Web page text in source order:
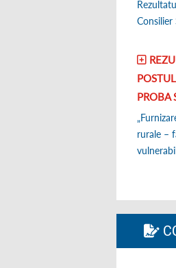
Consilier
PROBA
rurale –